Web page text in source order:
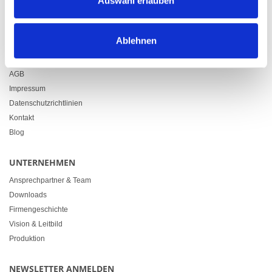
Ablehnen
Downloads
AGB
Impressum
Datenschutzrichtlinien
Kontakt
Blog
UNTERNEHMEN
Ansprechpartner & Team
Downloads
Firmengeschichte
Vision & Leitbild
Produktion
NEWSLETTER ANMELDEN